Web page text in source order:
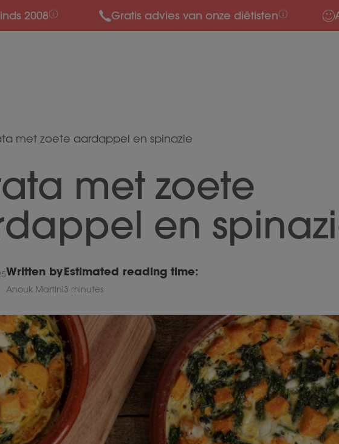
2008 Gratis advies van onze diëtisten
met zoete aardappel en spinazie
met zoete
en
Written by
Anouk Martini
Estimated reading time:
3 minutes